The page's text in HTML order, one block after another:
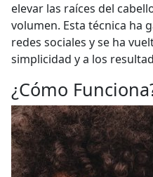
elevar las raíces del
volumen. Esta técnica ha
redes sociales y se ha
simplicidad y a los
¿Cómo